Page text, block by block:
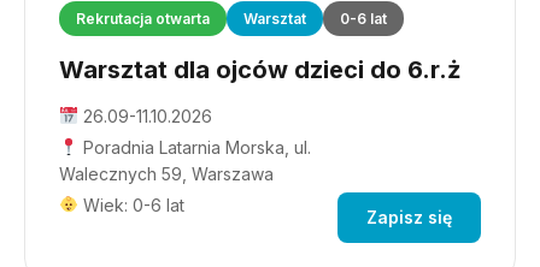
Rekrutacja otwarta Warsztat 0-6 lat
Warsztat dla ojców dzieci do 6.r.ż
26.09-11.10.2026
Poradnia Latarnia Morska, ul.
Walecznych 59, Warszawa
Wiek: 0-6 lat
Zapisz się